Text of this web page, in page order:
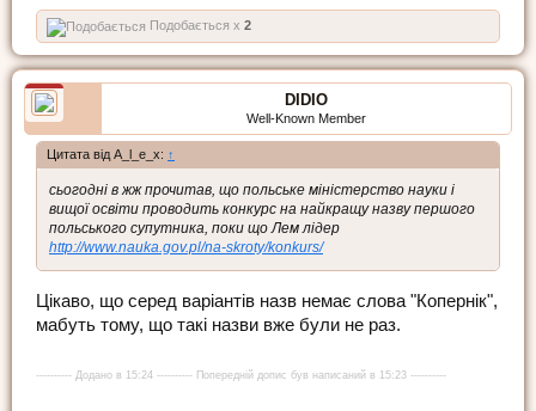
Подобається x 2
DIDIO
Well-Known Member
Цитата від A_l_e_x: ↑
сьогодні в жж прочитав, що польське міністерство науки і
вищої освіти проводить конкурс на найкращу назву першого
польського супутника, поки що Лем лідер
http://www.nauka.gov.pl/na-skroty/konkurs/
Цікаво, що серед варіантів назв немає слова "Копернік",
мабуть тому, що такі назви вже були не раз.
---------- Додано в 15:24 ---------- Попередній допис був написаний в 15:23 ----------